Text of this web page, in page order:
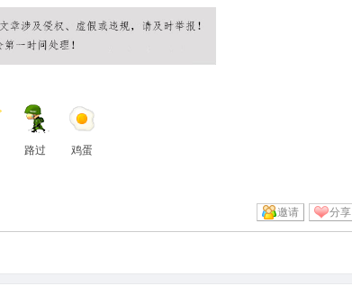
路过 鸡蛋
分享
邀请